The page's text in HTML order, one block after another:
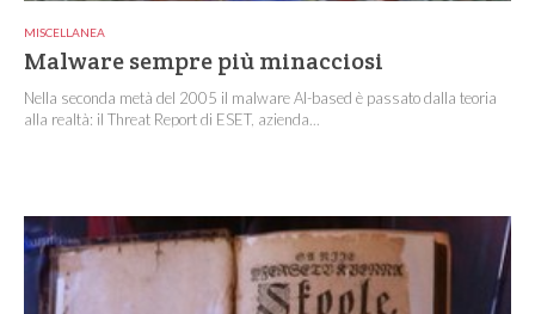
MISCELLANEA
Malware sempre più minacciosi
Nella seconda metà del 2005 il malware AI-based è passato dalla teoria
alla realtà: il Threat Report di ESET, azienda...